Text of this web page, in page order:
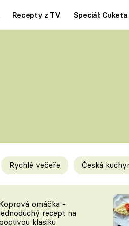
Recepty z TV Speciál: Cuketa
Rychlé večeře Česká
omáčka -
recept na
klasiku